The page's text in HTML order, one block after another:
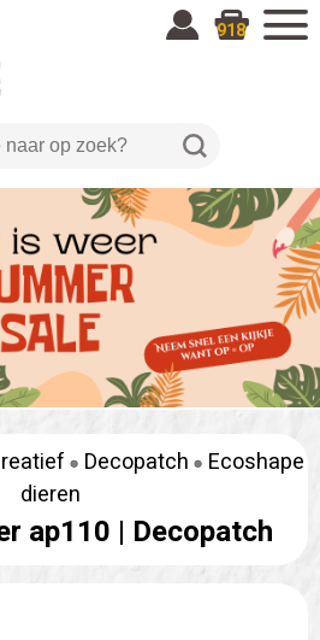
918
Decopatch
Ecoshape
dieren
ap110 | Decopatch